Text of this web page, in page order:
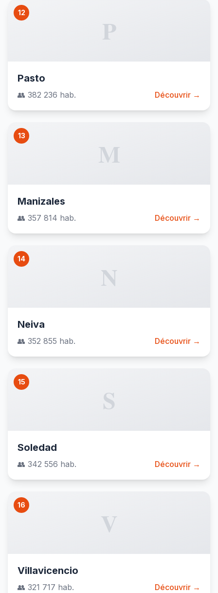
12
P
Pasto
👥 382 236 hab. Découvrir →
13
M
Manizales
👥 357 814 hab. Découvrir →
14
N
Neiva
👥 352 855 hab. Découvrir →
15
S
Soledad
👥 342 556 hab. Découvrir →
16
V
Villavicencio
👥 321 717 hab. Découvrir →